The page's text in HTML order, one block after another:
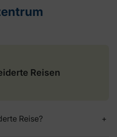
Reisen
Reise?